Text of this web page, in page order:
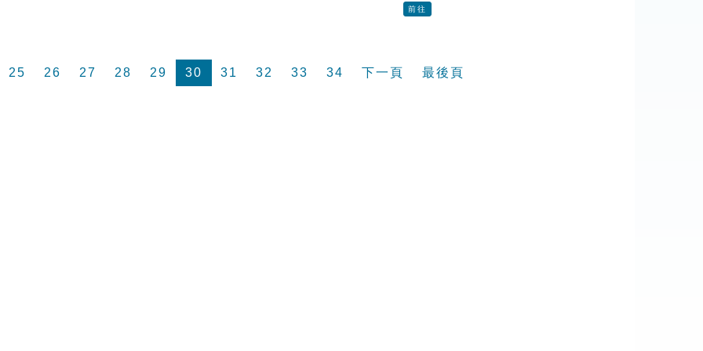
前往
25 26 27 28 29 30 31 32 33 34 下一頁 最後頁